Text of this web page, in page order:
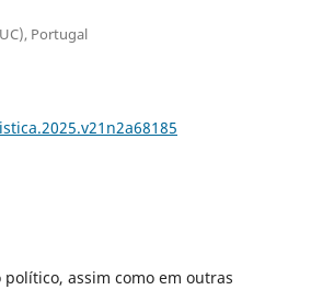
Portugal
assim como em outras